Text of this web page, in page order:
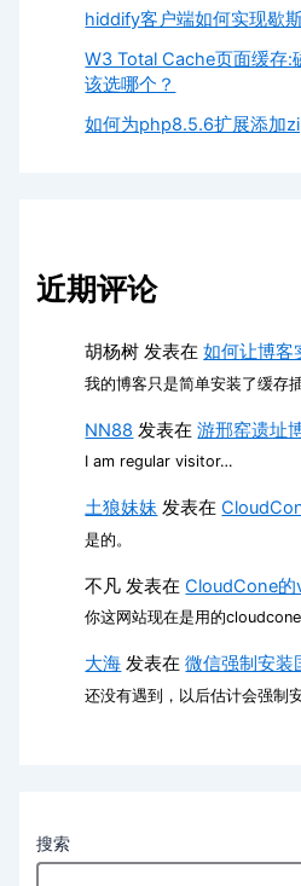
hiddify客户端如何实现歇
W3 Total Cache页面缓存:
该选哪个？
如何为php8.5.6扩展添加
近期评论
胡杨树 发表在如何让博客
我的博客只是简单安装了缓存
NN88 发表在游邢窑遗址
I am regular visitor…
土狼妹妹 发表在
是的。
不凡 发表在CloudCone的
你这网站现在是用的
大海 发表在微信强制安装
还没有遇到，以后估计会强制安
搜索